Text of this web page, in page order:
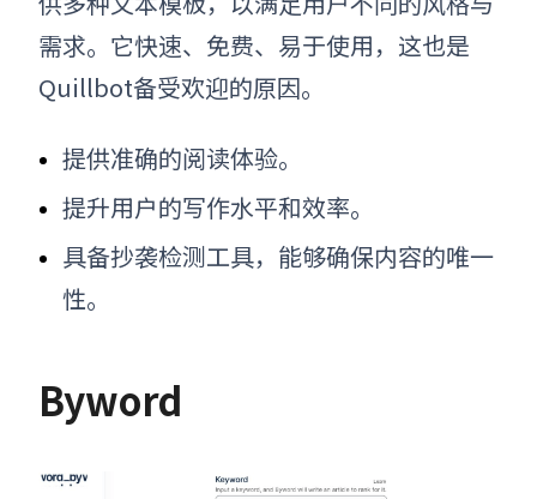
需求。它快速、免费、易于使用，这也是
Quillbot备受欢迎的原因。
提供准确的阅读体验。
提升用户的写作水平和效率。
具备抄袭检测工具，能够确保内容的唯一
性。
Byword